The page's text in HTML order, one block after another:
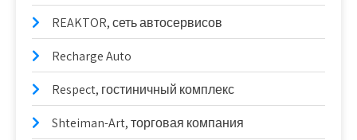
REAKTOR, сеть автосервисов
Recharge Auto
Respect, гостиничный комплекс
Shteiman-Art, торговая компания